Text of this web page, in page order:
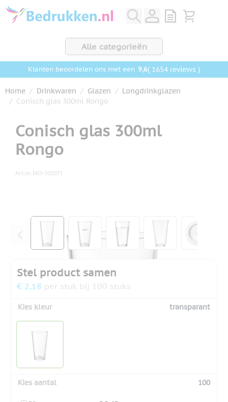
Ga naar de inhoud
View quote,
Bekijk
Alle categorieën
Klanten beoordelen ons met een 9,6( 1654 reviews )
Home / Drinkwaren / Glazen / Longdrinkglazen
/ Conisch glas 300ml Rongo
Conisch glas 300ml
Rongo
Art.nr. MO-102071
View larger imageView larger imageView larger image
View larger
Stel product samen
€ 2,18 per stuk bij 100 stuks
Kies kleur transparant
Kies aantal 100